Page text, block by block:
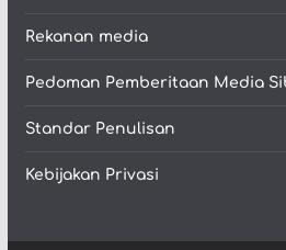
Rekanan media
Pedoman Pemberitaan Media
Standar Penulisan
Kebijakan Privasi